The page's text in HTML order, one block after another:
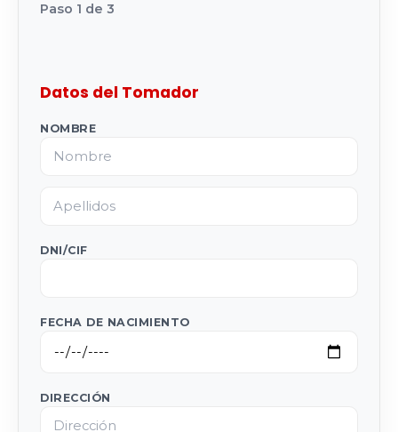
Paso 1 de 3
Datos del Tomador
NOMBRE
DNI/CIF
FECHA DE NACIMIENTO
DIRECCIÓN